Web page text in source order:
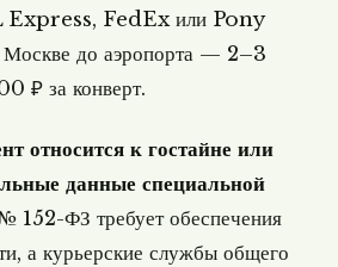
Express, FedEx или Pony
до аэропорта — 2–3
₽ за конверт.
относится к гостайне или
данные специальной
152-ФЗ требует обеспечения
а курьерские службы общего